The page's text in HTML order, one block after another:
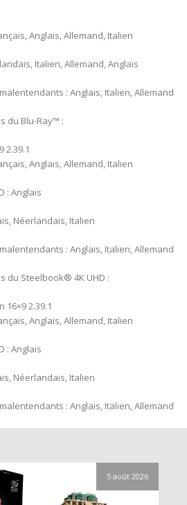
Anglais, Allemand, Italien
Italien, Allemand, Anglais
: Anglais, Italien, Allemand
du Blu-Ray™ :
2.39.1
Anglais, Allemand, Italien
: Anglais
Néerlandais, Italien
: Anglais, Italien, Allemand
du Steelbook® 4K UHD :
2.39.1
Anglais, Allemand, Italien
: Anglais
Néerlandais, Italien
: Anglais, Italien, Allemand
5 août 2026